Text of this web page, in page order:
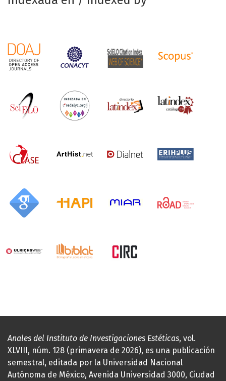
Anales del Instituto de Investigaciones Estéticas, vol.
XLVIII, núm. 128 (primavera de 2026), es una publicación
semestral, editada por la Universidad Nacional
Autónoma de México, Avenida Universidad 3000, Ciudad